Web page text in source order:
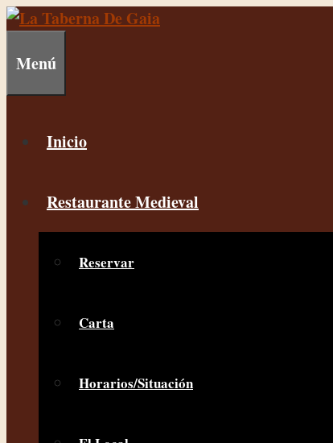
Menú
Inicio
Restaurante Medieval
Reservar
Carta
Horarios/Situación